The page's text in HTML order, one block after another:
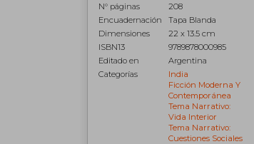
N° páginas
208
Encuadernación
Tapa Blanda
Dimensiones
22 x 13.5 cm
ISBN13
9789878000985
Editado en
Argentina
Categorías
India
Ficción Moderna Y
Contemporánea
Tema Narrativo:
Vida Interior
Tema Narrativo:
Cuestiones Sociales